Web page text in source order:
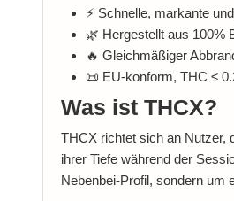
⚡ Schnelle, markante
🌿 Hergestellt aus 100%
🔥 Gleichmäßiger
📜 EU-konform, THC ≤
Was ist THCX?
THCX richtet sich an Nutzer,
ihrer Tiefe während der
Nebenbei-Profil, sondern um